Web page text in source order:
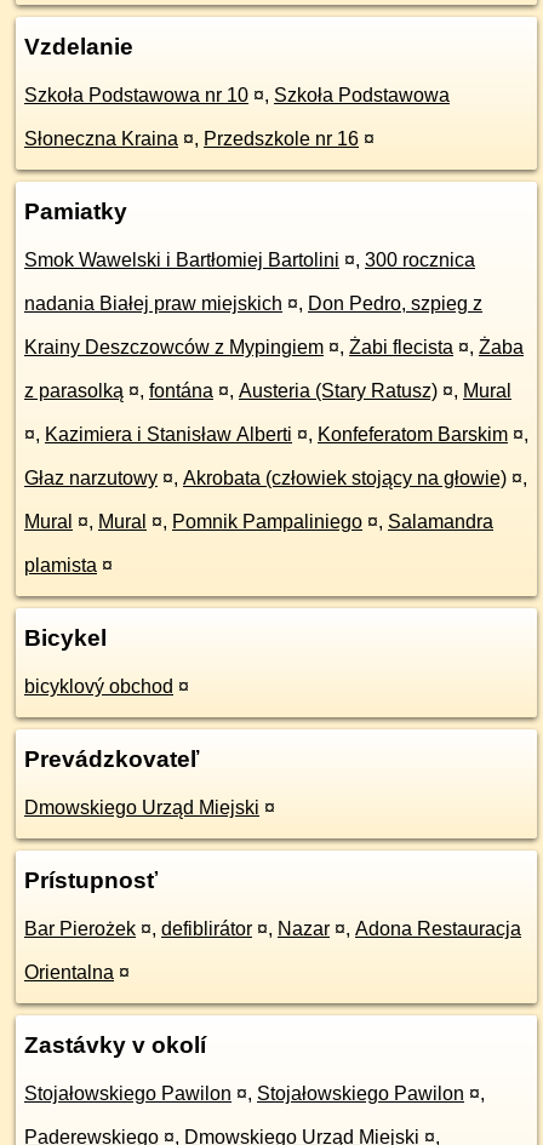
Vzdelanie
Szkoła Podstawowa nr 10 ¤, Szkoła Podstawowa
Słoneczna Kraina ¤, Przedszkole nr 16 ¤
Pamiatky
Smok Wawelski i Bartłomiej Bartolini ¤, 300 rocznica
nadania Białej praw miejskich ¤, Don Pedro, szpieg z
Krainy Deszczowców z Mypingiem ¤, Żabi flecista ¤, Żaba
z parasolką ¤, fontána ¤, Austeria (Stary Ratusz) ¤, Mural
¤, Kazimiera i Stanisław Alberti ¤, Konfeferatom Barskim ¤,
Głaz narzutowy ¤, Akrobata (człowiek stojący na głowie) ¤,
Mural ¤, Mural ¤, Pomnik Pampaliniego ¤, Salamandra
plamista ¤
Bicykel
bicyklový obchod ¤
Prevádzkovateľ
Dmowskiego Urząd Miejski ¤
Prístupnosť
Bar Pierożek ¤, defiblirátor ¤, Nazar ¤, Adona Restauracja
Orientalna ¤
Zastávky v okolí
Stojałowskiego Pawilon ¤, Stojałowskiego Pawilon ¤,
Paderewskiego ¤, Dmowskiego Urząd Miejski ¤,